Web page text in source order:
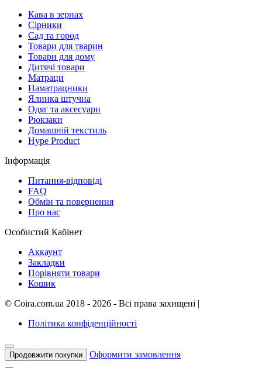
Кава в зернах
Сірники
Сад та город
Товари для тварин
Товари для дому
Дитячі товари
Матраци
Наматрацники
Ялинка штучна
Одяг та аксесуари
Рюкзаки
Домашній текстиль
Hype Product
Інформація
Питання-відповіді
FAQ
Обмін та повернення
Про нас
Особистий Кабінет
Аккаунт
Закладки
Порівняти товари
Кошик
© Coira.com.ua 2018 - 2026 - Всі права захищені |
Політика конфіденційності
Продовжити покупки Оформити замовлення